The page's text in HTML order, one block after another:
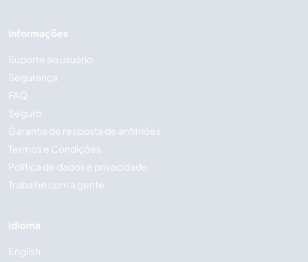
Informações
Suporte ao usuário
Segurança
FAQ
Seguro
Garantia de resposta de anfitriões
Termos e Condições
Política de dados e privacidade
Trabalhe com a gente
Idioma
English